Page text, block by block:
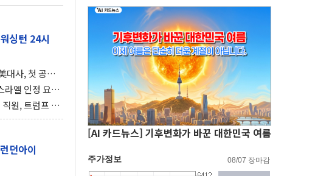
싱턴 24시
대사, 첫 공개
최우선 과제"
라엘 인정 요
루 만에 좌초
원, 트럼프 연
서 10만달러 챙
던아이
[AI 카드뉴스] 기후변화가 바꾼 대한민국 여름